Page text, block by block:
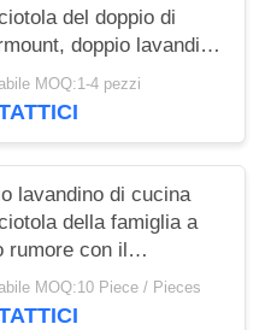
del doppio di
doppio lavandino
rettangolare
MOQ:1-4 pezzi
lavandino di cucina
della famiglia a
rumore con il
spesso di riduzione
MOQ:10 Piece / Pieces